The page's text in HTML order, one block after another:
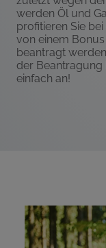
werden Öl und
profitieren Sie
von einem
beantragt
der Beantragung
einfach an!